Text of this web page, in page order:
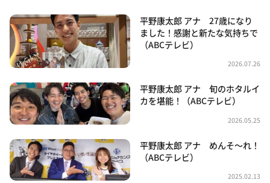
平野康太郎 アナ 27歳になり
ました！感謝と新たな気持ちで
（ABCテレビ）
2026.07.26
平野康太郎 アナ 旬のホタルイ
カを堪能！（ABCテレビ）
2026.05.25
平野康太郎 アナ めんそ～れ！
（ABCテレビ）
2025.02.13